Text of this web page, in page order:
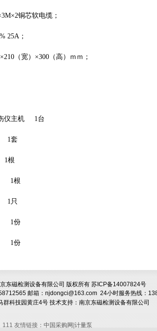
铜芯软电缆；
25A；
（宽）×300（高）ｍｍ；
伤仪主机 1台
套
1根
只
1份
1份
东磁检测设备有限公司 版权所有 苏ICP备14007824号
邮箱：njdongci@163.com 24小时服务热线：
群科技园黄庄4号 技术支持：南京东磁检测设备有限公司
111 友情链接： 中国采购网 计量泵